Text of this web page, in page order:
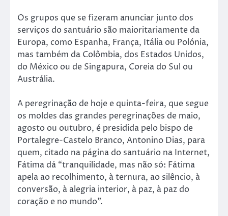
Os grupos que se fizeram anunciar junto dos
serviços do santuário são maioritariamente da
Europa, como Espanha, França, Itália ou Polónia,
mas também da Colômbia, dos Estados Unidos,
do México ou de Singapura, Coreia do Sul ou
Austrália.
A peregrinação de hoje e quinta-feira, que segue
os moldes das grandes peregrinações de maio,
agosto ou outubro, é presidida pelo bispo de
Portalegre-Castelo Branco, Antonino Dias, para
quem, citado na página do santuário na Internet,
Fátima dá “tranquilidade, mas não só: Fátima
apela ao recolhimento, à ternura, ao silêncio, à
conversão, à alegria interior, à paz, à paz do
coração e no mundo”.